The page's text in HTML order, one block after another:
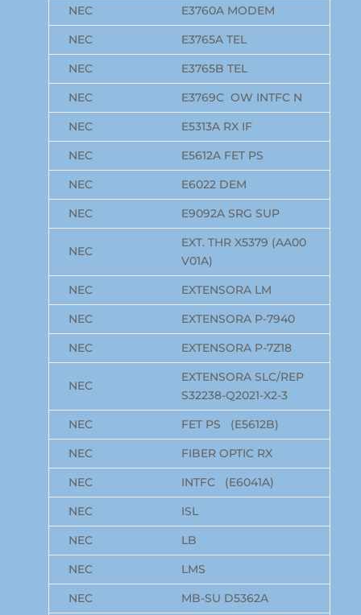
NEC
E3760A MODEM
NEC
E3765A TEL
NEC
E3765B TEL
NEC
E3769C OW INTFC N
NEC
E5313A RX IF
NEC
E5612A FET PS
NEC
E6022 DEM
NEC
E9092A SRG SUP
NEC
EXT. THR X5379 (AA00
V01A)
NEC
EXTENSORA LM
NEC
EXTENSORA P-7940
NEC
EXTENSORA P-7Z18
NEC
EXTENSORA SLC/REP
S32238-Q2021-X2-3
NEC
FET PS (E5612B)
NEC
FIBER OPTIC RX
NEC
INTFC (E6041A)
NEC
ISL
NEC
LB
NEC
LMS
NEC
MB-SU D5362A